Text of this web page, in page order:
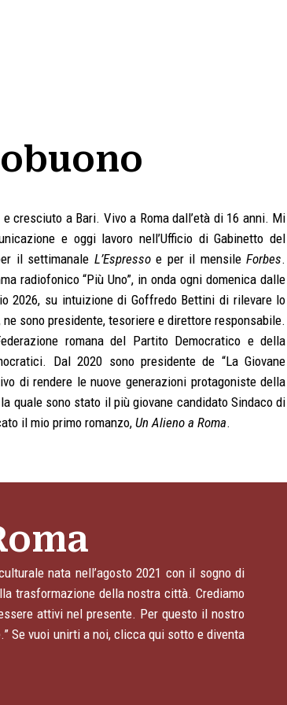
cresciuto a Bari. Vivo a Roma dall’età di 16 anni. Mi
e oggi lavoro nell’Ufficio di Gabinetto del
il settimanale L’Espressoe per il mensileForbes.
radiofonico “Più Uno”, in onda ogni domenica dalle
2026, su intuizione di Goffredo Bettini di rilevare lo
ne sono presidente, tesoriere e direttore responsabile.
romana del Partito Democratico e della
Dal 2020 sono presidente de “La Giovane
di rendere le nuove generazioni protagoniste della
quale sono stato il più giovane candidato Sindaco di
il mio primo romanzo, Un Alieno a Roma.
nata nell’agosto 2021 con il sogno di
trasformazione della nostra città. Crediamo
attivi nel presente. Per questo il nostro
Se vuoi unirti a noi, clicca qui sotto e diventa